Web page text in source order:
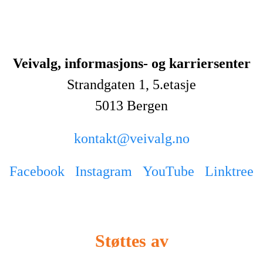
Veivalg, informasjons- og karriersenter
Strandgaten 1, 5.etasje
5013 Bergen
kontakt@veivalg.no
Facebook Instagram YouTube Linktree
Støttes av